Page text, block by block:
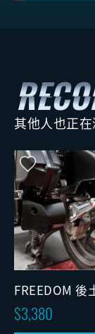
其他人也正
FREEDOM 後
3,380